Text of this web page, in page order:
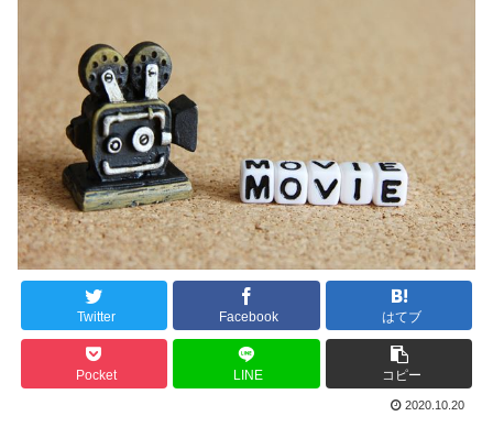
Twitter Facebook はてブ
Pocket LINE コピー
2020.10.20